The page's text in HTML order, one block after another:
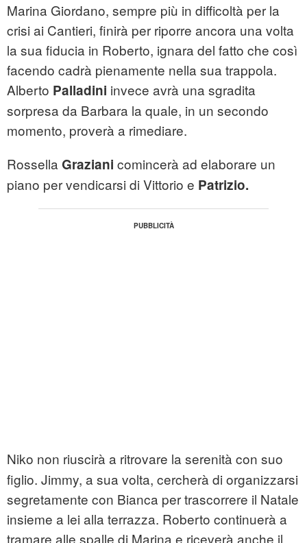
Marina Giordano, sempre più in difficoltà per la
crisi ai Cantieri, finirà per riporre ancora una volta
la sua fiducia in Roberto, ignara del fatto che così
facendo cadrà pienamente nella sua trappola.
Alberto Palladini invece avrà una sgradita
sorpresa da Barbara la quale, in un secondo
momento, proverà a rimediare.
Rossella Graziani comincerà ad elaborare un
piano per vendicarsi di Vittorio e Patrizio.
Niko non riuscirà a ritrovare la serenità con suo
figlio. Jimmy, a sua volta, cercherà di organizzarsi
segretamente con Bianca per trascorrere il Natale
insieme a lei alla terrazza. Roberto continuerà a
tramare alle spalle di Marina e riceverà anche il